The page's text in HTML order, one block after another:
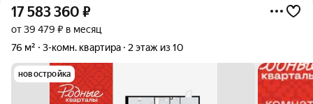
17 583 360 ₽
от 39 479 ₽ в месяц
76 м²
3-комн. квартира 2 этаж из 10
новостройка